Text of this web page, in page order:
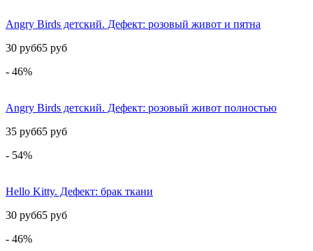
Angry Birds детский. Дефект: розовый живот и пятна
30 руб65 руб
- 46%
Angry Birds детский. Дефект: розовый живот полностью
35 руб65 руб
- 54%
Hello Kitty. Дефект: брак ткани
30 руб65 руб
- 46%